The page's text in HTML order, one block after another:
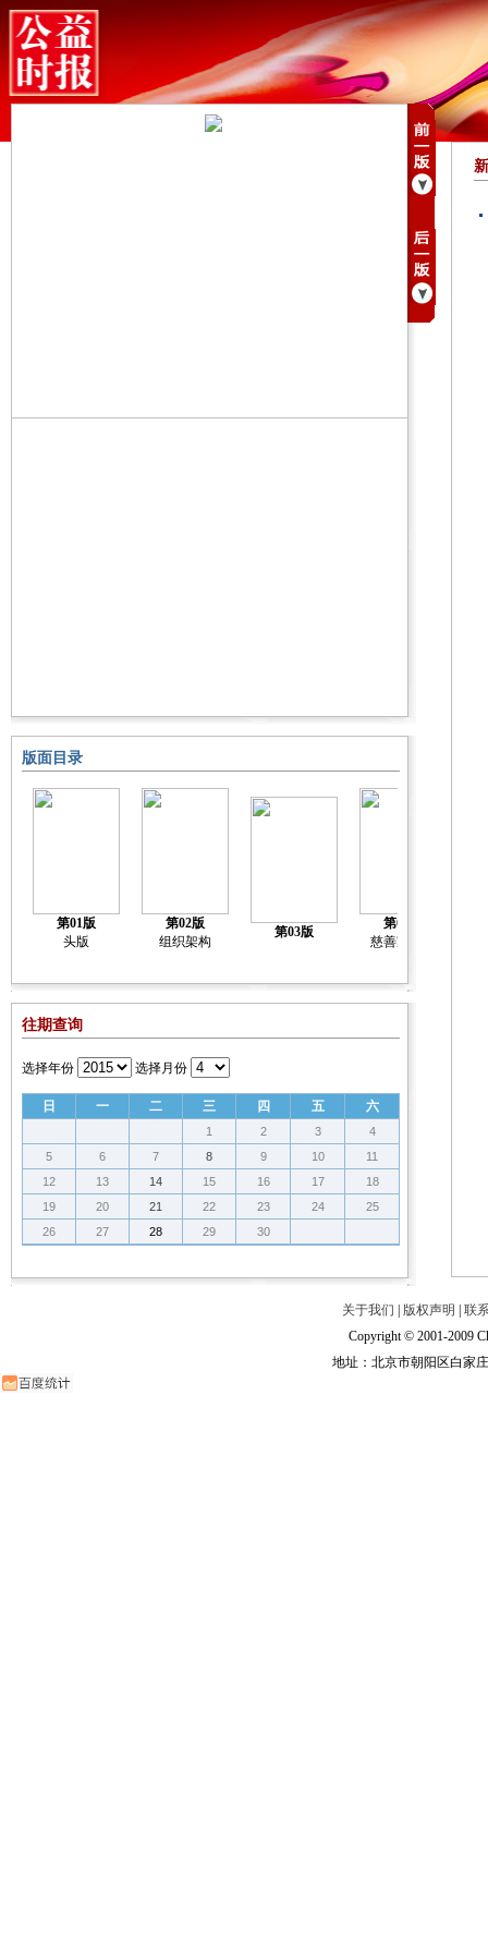
版面目录
第01版
头版
第02版
组织架构
第03版
第04版
慈善家榜单
往期查询
选择年份 选择月份
日 一 二 三 四 五 六
1 2 3
4
5
6 7 8 9 10
11
12
13 14 15 16 17
18
19
20 21 22 23 24
25
26
27 28 29 30
关于我们 版权声明
联
Copyright © 2001-2009
地址：北京市朝阳区白家